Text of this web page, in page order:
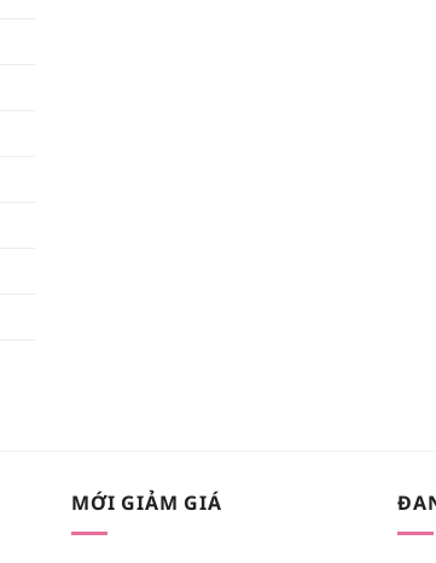
MỚI GIẢM GIÁ